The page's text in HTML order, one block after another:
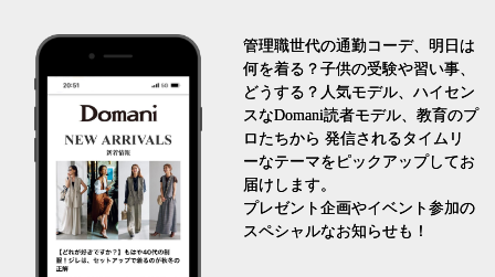
管理職世代の通勤コーデ、明日は
何を着る？子供の受験や習い事、
どうする？人気モデル、ハイセン
スなDomani読者モデル、教育のプ
ロたちから 発信されるタイムリ
ーなテーマをピックアップしてお
届けします。
プレゼント企画やイベント参加の
スペシャルなお知らせも！